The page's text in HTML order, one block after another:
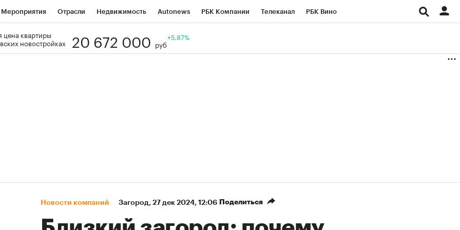
Мероприятия Отрасли Недвижимость Autonews РБК Компании Телеканал РБК Вино
Визионеры
цена квартиры
новостройках
20 672 000 руб
+5.87%
Новости компаний Загород⁠, 27 дек 2024, 12:06 Поделиться